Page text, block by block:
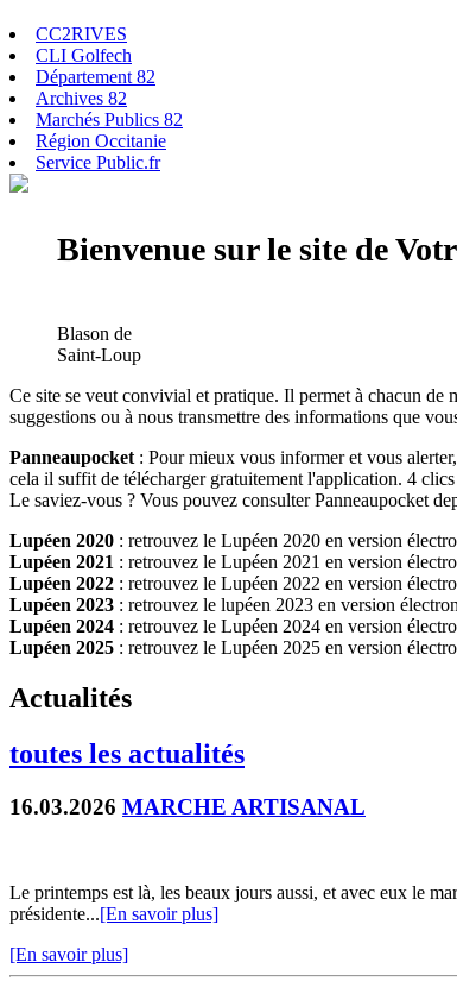
CC2RIVES
CLI Golfech
Département 82
Archives 82
Marchés Publics 82
Région Occitanie
Service Public.fr
Bienvenue sur le site de
Blason de
Saint-Loup
Ce site se veut convivial et pratique. Il permet à chacun de
suggestions ou à nous transmettre des informations que
Panneaupocket : Pour mieux vous informer et vous
cela il suffit de télécharger gratuitement l'application. 4
Le saviez-vous ? Vous pouvez consulter Panneaupocket
Lupéen 2020 : retrouvez le Lupéen 2020 en version
Lupéen 2021 : retrouvez le Lupéen 2021 en version
Lupéen 2022 : retrouvez le Lupéen 2022 en version
Lupéen 2023 : retrouvez le lupéen 2023 en version
Lupéen 2024 : retrouvez le Lupéen 2024 en version
Lupéen 2025 : retrouvez le Lupéen 2025 en version
Actualités
toutes les actualités
16.03.2026 MARCHE ARTISANAL
Le printemps est là, les beaux jours aussi, et avec eux le
présidente...[En savoir plus]
[En savoir plus]